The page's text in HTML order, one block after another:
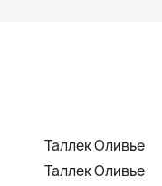
Таллек Оливье
Таллек Оливье